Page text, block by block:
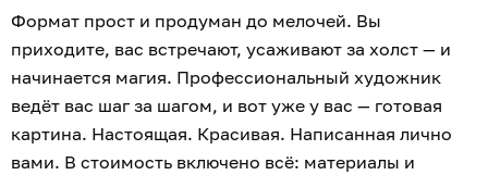
Формат прост и продуман до мелочей. Вы
приходите, вас встречают, усаживают за холст — и
начинается магия. Профессиональный художник
ведёт вас шаг за шагом, и вот уже у вас — готовая
картина. Настоящая. Красивая. Написанная лично
вами. В стоимость включено всё: материалы и